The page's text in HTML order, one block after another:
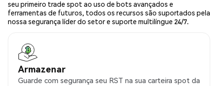
seu primeiro trade spot ao uso de bots avançados e
ferramentas de futuros, todos os recursos são suportados pela
nossa segurança líder do setor e suporte multilíngue 24/7.
Armazenar
Guarde com segurança seu RST na sua carteira spot da